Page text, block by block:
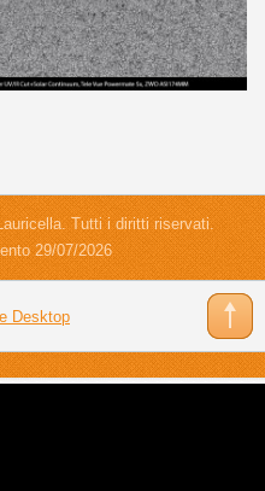
Tutti i diritti riservati.
29/07/2026
Desktop